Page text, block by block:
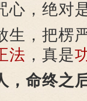
心，绝对
，把楞
法 ，真是
命终之